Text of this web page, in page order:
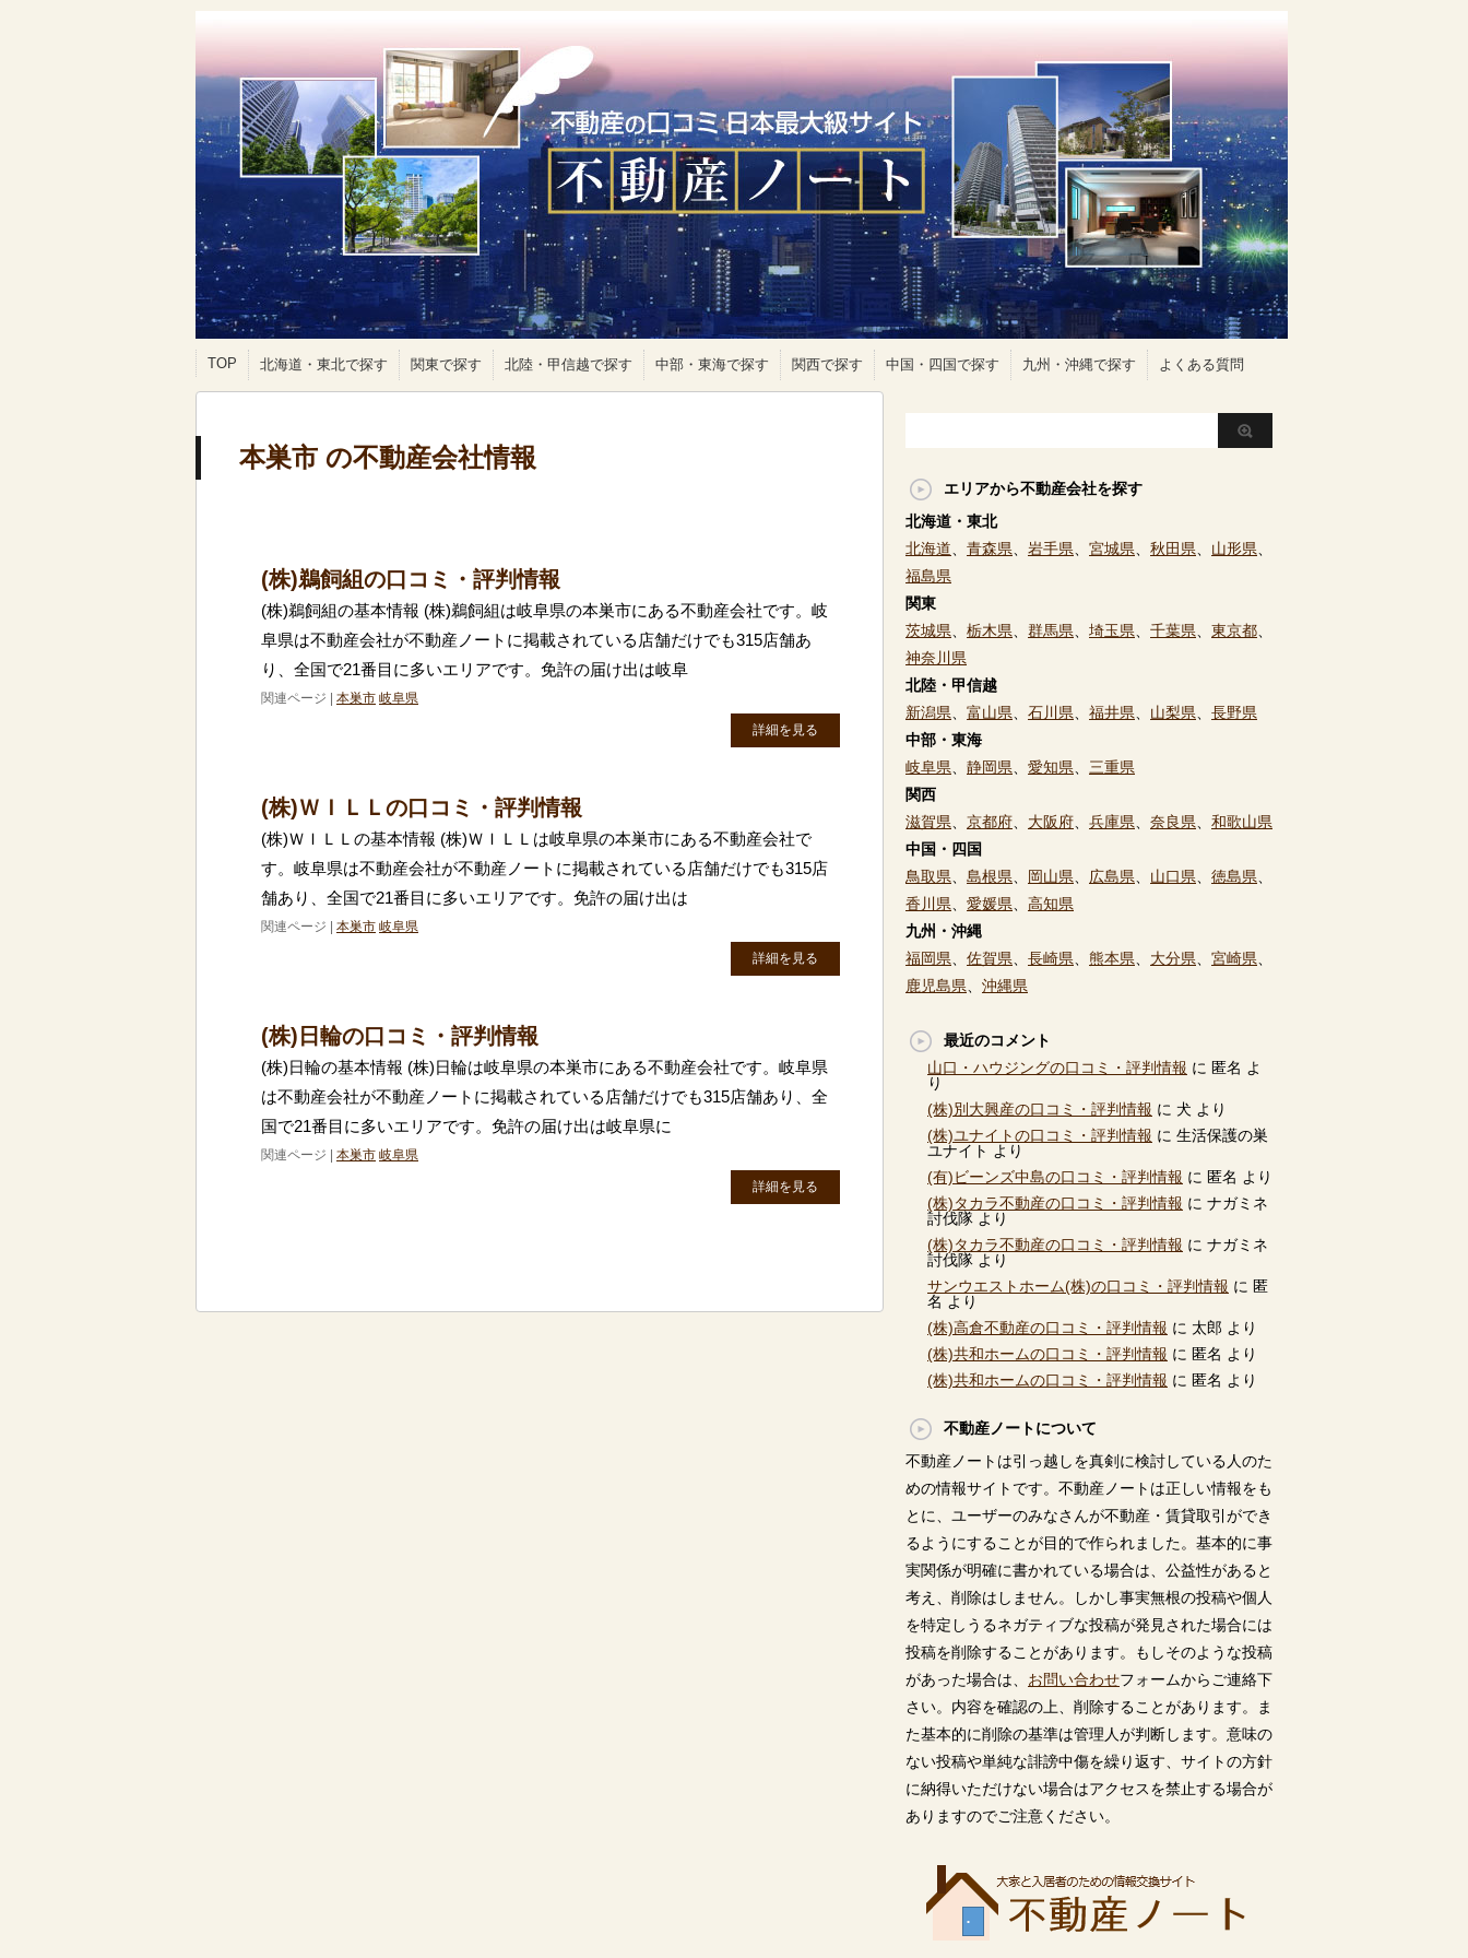
TOP 北海道・東北で探す 関東で探す 北陸・甲信越で探す 中部・東海で探す 関西で探す 中国・四国で探す 九州・沖縄で探す よくある質問
本巣市 の不動産会社情報
(株)鵜飼組の口コミ・評判情報
(株)鵜飼組の基本情報 (株)鵜飼組は岐阜県の本巣市にある不動産会社です。岐
阜県は不動産会社が不動産ノートに掲載されている店舗だけでも315店舗あ
り、全国で21番目に多いエリアです。免許の届け出は岐阜
関連ページ | 本巣市 岐阜県
詳細を見る
(株)ＷＩＬＬの口コミ・評判情報
(株)ＷＩＬＬの基本情報 (株)ＷＩＬＬは岐阜県の本巣市にある不動産会社で
す。岐阜県は不動産会社が不動産ノートに掲載されている店舗だけでも315店
舗あり、全国で21番目に多いエリアです。免許の届け出は
関連ページ | 本巣市 岐阜県
詳細を見る
(株)日輪の口コミ・評判情報
(株)日輪の基本情報 (株)日輪は岐阜県の本巣市にある不動産会社です。岐阜県
は不動産会社が不動産ノートに掲載されている店舗だけでも315店舗あり、全
国で21番目に多いエリアです。免許の届け出は岐阜県に
関連ページ | 本巣市 岐阜県
詳細を見る
エリアから不動産会社を探す
北海道・東北
北海道
青森県 岩手県 宮城県 秋田県 山形県
福島県
関東
茨城県
栃木県 群馬県 埼玉県 千葉県 東京都
神奈川県
北陸・甲信越
新潟県
富山県 石川県 福井県 山梨県
長野県
中部・東海
岐阜県
静岡県 愛知県
三重県
関西
滋賀県
京都府 大阪府 兵庫県 奈良県
和歌山県
中国・四国
鳥取県
島根県 岡山県 広島県 山口県 徳島県
香川県
愛媛県
高知県
九州・沖縄
福岡県
佐賀県 長崎県 熊本県 大分県 宮崎県
鹿児島県
沖縄県
最近のコメント
山口・ハウジングの口コミ・評判情報 に 匿名 よ
り
(株)別大興産の口コミ・評判情報 に 犬 より
(株)ユナイトの口コミ・評判情報 に 生活保護の巣
ユナイト より
(有)ビーンズ中島の口コミ・評判情報 に 匿名 より
(株)タカラ不動産の口コミ・評判情報 に ナガミネ
討伐隊 より
(株)タカラ不動産の口コミ・評判情報 に ナガミネ
討伐隊 より
サンウエストホーム(株)の口コミ・評判情報 に 匿
名 より
(株)高倉不動産の口コミ・評判情報 に 太郎 より
(株)共和ホームの口コミ・評判情報 に 匿名 より
(株)共和ホームの口コミ・評判情報 に 匿名 より
不動産ノートについて
不動産ノートは引っ越しを真剣に検討している人のた
めの情報サイトです。不動産ノートは正しい情報をも
とに、ユーザーのみなさんが不動産・賃貸取引ができ
るようにすることが目的で作られました。基本的に事
実関係が明確に書かれている場合は、公益性があると
考え、削除はしません。しかし事実無根の投稿や個人
を特定しうるネガティブな投稿が発見された場合には
投稿を削除することがあります。もしそのような投稿
があった場合は、 お問い合わせフォームからご連絡下
さい。内容を確認の上、削除することがあります。ま
た基本的に削除の基準は管理人が判断します。意味の
ない投稿や単純な誹謗中傷を繰り返す、サイトの方針
に納得いただけない場合はアクセスを禁止する場合が
ありますのでご注意ください。